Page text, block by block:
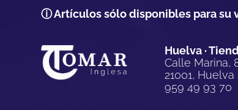
ⓘ Artículos sólo disponibles para su
Huelva ·
Calle Marina,
21001, Huelva
959 49 93 70